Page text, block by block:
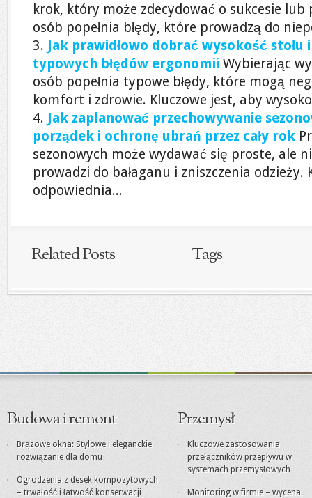
krok, który może zdecydować o sukcesie
osób popełnia błędy, które prowadzą do
Jak prawidłowo dobrać wysokość stołu
typowych błędów ergonomii Wybierając
osób popełnia typowe błędy, które mogą
komfort i zdrowie. Kluczowe jest, aby
Jak zaplanować przechowywanie
porządek i ochronę ubrań przez cały rok
sezonowych może wydawać się proste, ale
prowadzi do bałaganu i zniszczenia odzieży.
odpowiednia...
Related Posts Tags
Budowa i remont
Brązowe okna: Stylowe i eleganckie
rozwiązanie dla domu
Ogrodzenia z desek kompozytowych
– trwałość i łatwość konserwacji
Przemysł
Kluczowe zastosowania
przełączników przepływu w
systemach przemysłowych
Monitoring w firmie – wycena.